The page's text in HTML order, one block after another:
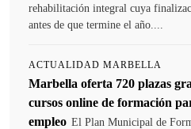
rehabilitación integral cuya
antes de que termine el año....
ACTUALIDAD MARBELLA
Marbella oferta 720 plazas
cursos online de formación
empleo El Plan Municipal de